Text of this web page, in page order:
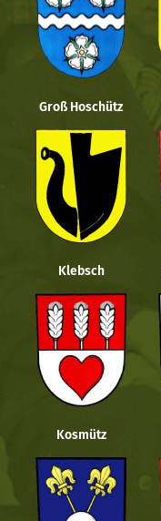
Groß Hoschütz
Klebsch
Kosmütz